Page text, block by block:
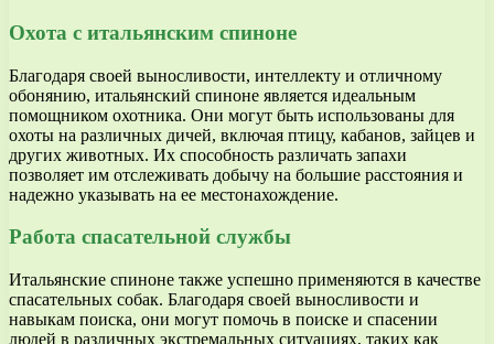
Охота с итальянским спиноне
Благодаря своей выносливости, интеллекту и отличному
обонянию, итальянский спиноне является идеальным
помощником охотника. Они могут быть использованы для
охоты на различных дичей, включая птицу, кабанов, зайцев и
других животных. Их способность различать запахи
позволяет им отслеживать добычу на большие расстояния и
надежно указывать на ее местонахождение.
Работа спасательной службы
Итальянские спиноне также успешно применяются в качестве
спасательных собак. Благодаря своей выносливости и
навыкам поиска, они могут помочь в поиске и спасении
людей в различных экстремальных ситуациях, таких как